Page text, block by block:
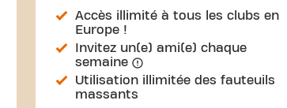
Accès illimité à tous les clubs en
Europe !
Invitez un(e) ami(e) chaque
semaine
Utilisation illimitée des fauteuils
massants